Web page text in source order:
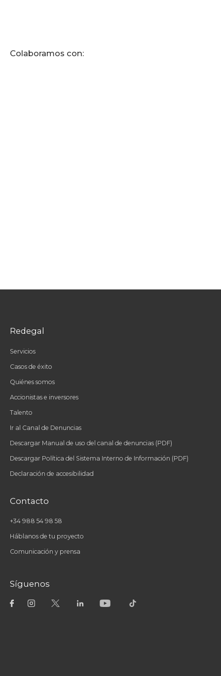
Colaboramos con:
Redegal
Servicios
Casos de éxito
Quiénes somos
Accionistas e inversores
Talento
Ir al Canal de Denuncias
Descargar Manual de uso del canal de denuncias (PDF)
Descargar Política del Sistema Interno de Información (PDF)
Declaración de accesibilidad
Contacto
+34 988 54 98 58
Háblanos de tu proyecto
Comunicación y prensa
Síguenos